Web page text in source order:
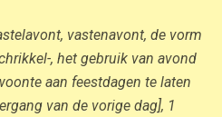
vastenavont, de vorm
, het gebruik van avond
aan feestdagen te laten
van de vorige dag], 1